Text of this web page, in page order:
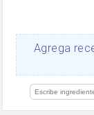
Ajos
salsa de soja
limón
Agrega